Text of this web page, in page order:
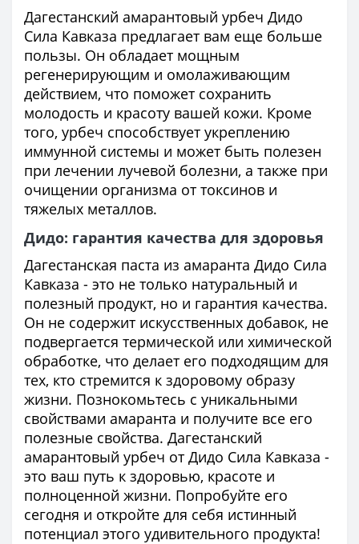
Дагестанский амарантовый урбеч Дидо
Сила Кавказа предлагает вам еще больше
пользы. Он обладает мощным
регенерирующим и омолаживающим
действием, что поможет сохранить
молодость и красоту вашей кожи. Кроме
того, урбеч способствует укреплению
иммунной системы и может быть полезен
при лечении лучевой болезни, а также при
очищении организма от токсинов и
тяжелых металлов.
Дидо: гарантия качества для здоровья
Дагестанская паста из амаранта Дидо Сила
Кавказа - это не только натуральный и
полезный продукт, но и гарантия качества.
Он не содержит искусственных добавок, не
подвергается термической или химической
обработке, что делает его подходящим для
тех, кто стремится к здоровому образу
жизни. Познокомьтесь с уникальными
свойствами амаранта и получите все его
полезные свойства. Дагестанский
амарантовый урбеч от Дидо Сила Кавказа -
это ваш путь к здоровью, красоте и
полноценной жизни. Попробуйте его
сегодня и откройте для себя истинный
потенциал этого удивительного продукта!